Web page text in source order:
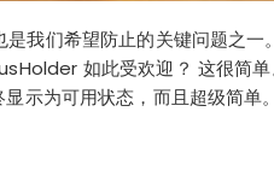
我们希望防止的关键问题之一
如此受欢迎？ 这很简
示为可用状态，而且超级简